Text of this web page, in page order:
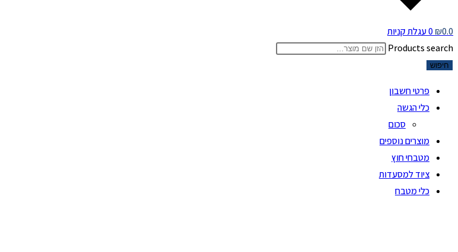
₪0.0
0עגלת קניות
Products search
חיפוש
פרטי חשבון
כלי הגשה
סכום
מוצרים נוספים
מטבחי חוץ
ציוד למסעדות
כלי מטבח